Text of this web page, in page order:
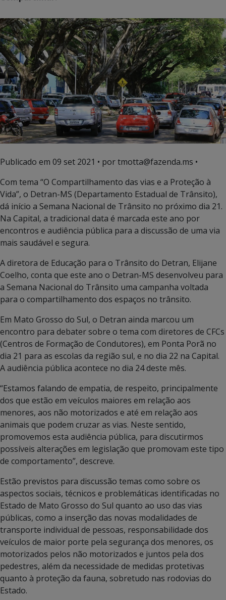
Publicado em 09 set 2021 • por tmotta@fazenda.ms •
Com tema “O Compartilhamento das vias e a Proteção à
Vida”, o Detran-MS (Departamento Estadual de Trânsito),
dá início a Semana Nacional de Trânsito no próximo dia 21.
Na Capital, a tradicional data é marcada este ano por
encontros e audiência pública para a discussão de uma via
mais saudável e segura.
A diretora de Educação para o Trânsito do Detran, Elijane
Coelho, conta que este ano o Detran-MS desenvolveu para
a Semana Nacional do Trânsito uma campanha voltada
para o compartilhamento dos espaços no trânsito.
Em Mato Grosso do Sul, o Detran ainda marcou um
encontro para debater sobre o tema com diretores de CFCs
(Centros de Formação de Condutores), em Ponta Porã no
dia 21 para as escolas da região sul, e no dia 22 na Capital.
A audiência pública acontece no dia 24 deste mês.
“Estamos falando de empatia, de respeito, principalmente
dos que estão em veículos maiores em relação aos
menores, aos não motorizados e até em relação aos
animais que podem cruzar as vias. Neste sentido,
promovemos esta audiência pública, para discutirmos
possíveis alterações em legislação que promovam este tipo
de comportamento”, descreve.
Estão previstos para discussão temas como sobre os
aspectos sociais, técnicos e problemáticas identificadas no
Estado de Mato Grosso do Sul quanto ao uso das vias
públicas, como a inserção das novas modalidades de
transporte individual de pessoas, responsabilidade dos
veículos de maior porte pela segurança dos menores, os
motorizados pelos não motorizados e juntos pela dos
pedestres, além da necessidade de medidas protetivas
quanto à proteção da fauna, sobretudo nas rodovias do
Estado.